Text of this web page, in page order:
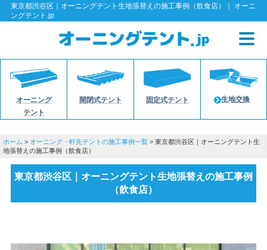
東京都渋谷区｜オーニングテント生地張替えの施工事例（飲食店）｜ オーニ
ングテント.jp
オーニング
テント
開閉式テント 固定式テント 生地交換
ホーム > オーニング・軒先テントの施工事例一覧 > 東京都渋谷区｜オーニングテント生
地張替えの施工事例（飲食店）
東京都渋谷区｜オーニングテント生地張替えの施工事例
（飲食店）